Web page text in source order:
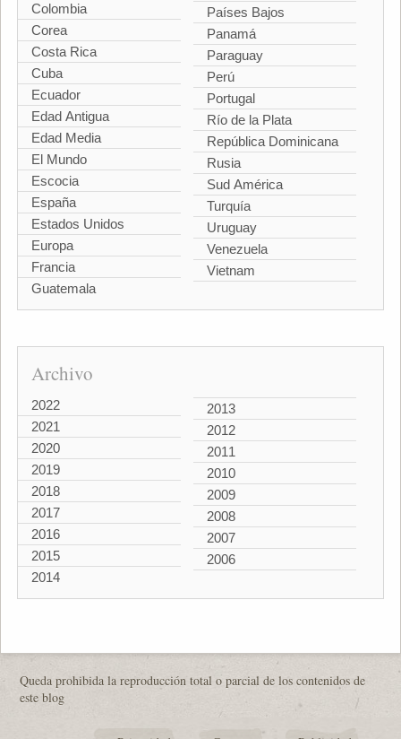
Colombia
Corea
Costa Rica
Cuba
Ecuador
Edad Antigua
Edad Media
El Mundo
Escocia
España
Estados Unidos
Europa
Francia
Guatemala
Países Bajos
Panamá
Paraguay
Perú
Portugal
Río de la Plata
República Dominicana
Rusia
Sud América
Turquía
Uruguay
Venezuela
Vietnam
Archivo
2022
2021
2020
2019
2018
2017
2016
2015
2014
2013
2012
2011
2010
2009
2008
2007
2006
Queda prohibida la reproducción total o parcial de los contenidos de
este blog